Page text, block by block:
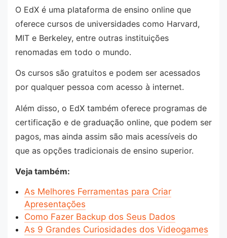
O EdX é uma plataforma de ensino online que
oferece cursos de universidades como Harvard,
MIT e Berkeley, entre outras instituições
renomadas em todo o mundo.
Os cursos são gratuitos e podem ser acessados
por qualquer pessoa com acesso à internet.
Além disso, o EdX também oferece programas de
certificação e de graduação online, que podem ser
pagos, mas ainda assim são mais acessíveis do
que as opções tradicionais de ensino superior.
Veja também:
As Melhores Ferramentas para Criar
Apresentações
Como Fazer Backup dos Seus Dados
As 9 Grandes Curiosidades dos Videogames